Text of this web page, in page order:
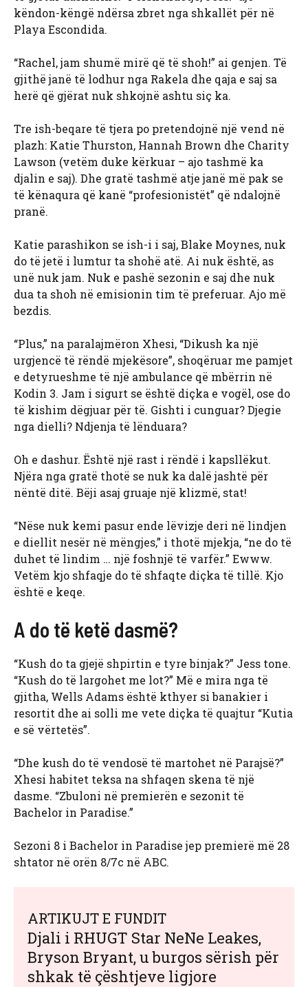
këndon-këngë ndërsa zbret nga shkallët për në
Playa Escondida.
“Rachel, jam shumë mirë që të shoh!” ai genjen. Të
gjithë janë të lodhur nga Rakela dhe qaja e saj sa
herë që gjërat nuk shkojnë ashtu siç ka.
Tre ish-beqare të tjera po pretendojnë një vend në
plazh: Katie Thurston, Hannah Brown dhe Charity
Lawson (vetëm duke kërkuar – ajo tashmë ka
djalin e saj). Dhe gratë tashmë atje janë më pak se
të kënaqura që kanë “profesionistët” që ndalojnë
pranë.
Katie parashikon se ish-i i saj, Blake Moynes, nuk
do të jetë i lumtur ta shohë atë. Ai nuk është, as
unë nuk jam. Nuk e pashë sezonin e saj dhe nuk
dua ta shoh në emisionin tim të preferuar. Ajo më
bezdis.
“Plus,” na paralajmëron Xhesi, “Dikush ka një
urgjencë të rëndë mjekësore”, shoqëruar me pamjet
e detyrueshme të një ambulance që mbërrin në
Kodin 3. Jam i sigurt se është diçka e vogël, ose do
të kishim dëgjuar për të. Gishti i cunguar? Djegie
nga dielli? Ndjenja të lënduara?
Oh e dashur. Është një rast i rëndë i kapsllëkut.
Njëra nga gratë thotë se nuk ka dalë jashtë për
nëntë ditë. Bëji asaj gruaje një klizmë, stat!
“Nëse nuk kemi pasur ende lëvizje deri në lindjen
e diellit nesër në mëngjes,” i thotë mjekja, “ne do të
duhet të lindim … një foshnjë të varfër.” Ewww.
Vetëm kjo shfaqje do të shfaqte diçka të tillë. Kjo
është e keqe.
A do të ketë dasmë?
“Kush do ta gjejë shpirtin e tyre binjak?” Jess tone.
“Kush do të largohet me lot?” Më e mira nga të
gjitha, Wells Adams është kthyer si banakier i
resortit dhe ai solli me vete diçka të quajtur “Kutia
e së vërtetës”.
“Dhe kush do të vendosë të martohet në Parajsë?”
Xhesi habitet teksa na shfaqen skena të një
dasme. “Zbuloni në premierën e sezonit të
Bachelor in Paradise.”
Sezoni 8 i Bachelor in Paradise jep premierë më 28
shtator në orën 8/7c në ABC.
ARTIKUJT E FUNDIT
Djali i RHUGT Star NeNe Leakes,
Bryson Bryant, u burgos sërish për
shkak të çështjeve ligjore